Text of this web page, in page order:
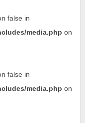
false in
media.php on
false in
media.php on